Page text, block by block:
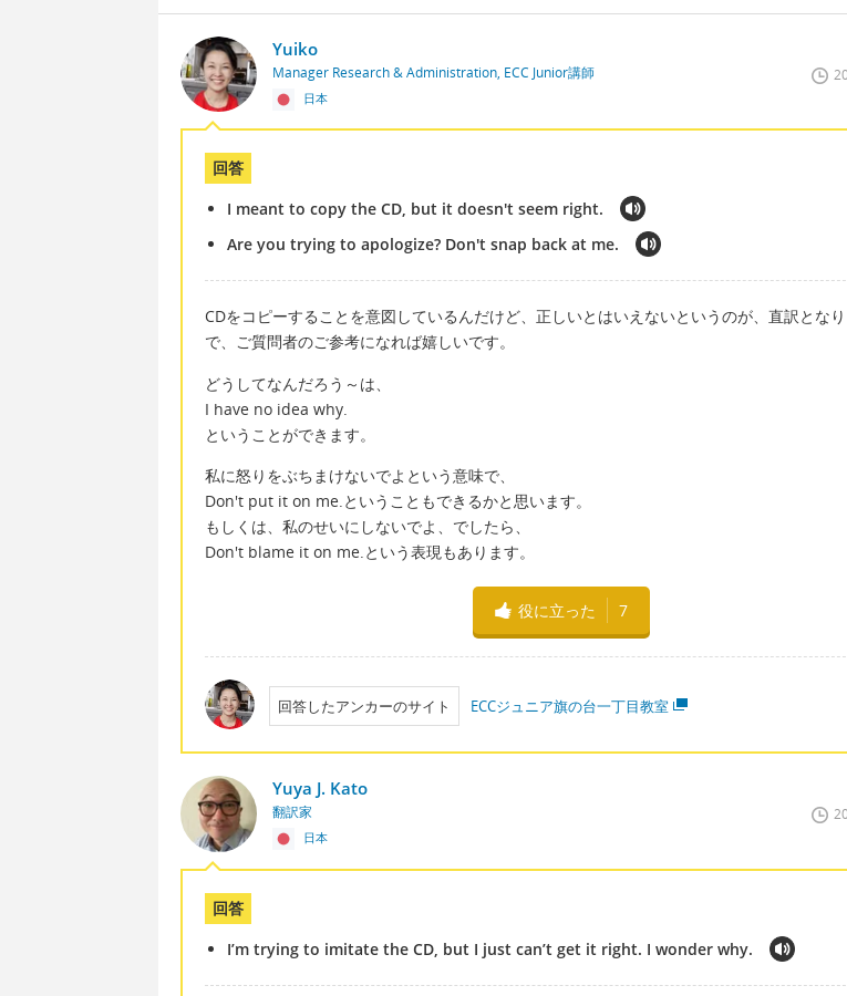
Yuiko
Manager Research & Administration, ECC Junior講師
日本
回答
I meant to copy the CD, but it doesn't seem right.
Are you trying to apologize? Don't snap back at me.
CDをコピーすることを意図しているんだけど、正しいとはいえないというのが、直訳とな
で、ご質問者のご参考になれば嬉しいです。
どうしてなんだろう～は、
I have no idea why.
ということができます。
私に怒りをぶちまけないでよという意味で、
Don't put it on me.ということもできるかと思います。
もしくは、私のせいにしないでよ、でしたら、
Don't blame it on me.という表現もあります。
役に立った 7
回答したアンカーのサイト ECCジュニア旗の台一丁目教室
Yuya J. Kato
翻訳家
日本
回答
I’m trying to imitate the CD, but I just can’t get it right. I wonder why.